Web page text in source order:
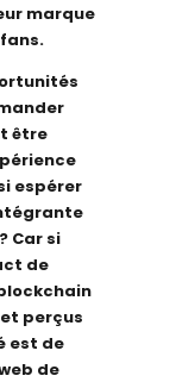
marque
être
espérer
Car si
de
perçus
est de
de